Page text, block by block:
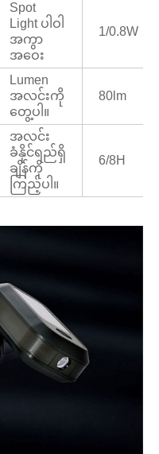
Spot
Light ပါဝါ
အကွာ
အဝေး
1/0.8W
Lumen
အလင်းကို
တွေ့ပါ။
80lm
အလင်း
ခံနိုင်ရည်ရှိ
ချိန်ကို
ကြည့်ပါ။
6/8H